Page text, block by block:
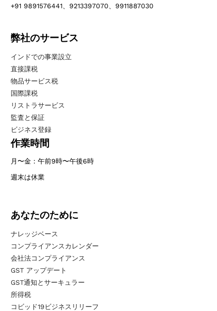
+91 9891576441、9213397070、9911887030
弊社のサービス
インドでの事業設立
直接課税
物品サービス税
国際課税
リストラサービス
監査と保証
ビジネス登録
作業時間
月〜金：午前9時〜午後6時
週末は休業
あなたのために
ナレッジベース
コンプライアンスカレンダー
会社法コンプライアンス
GST アップデート
GST通知とサーキュラー
所得税
コビッド19ビジネスリリーフ